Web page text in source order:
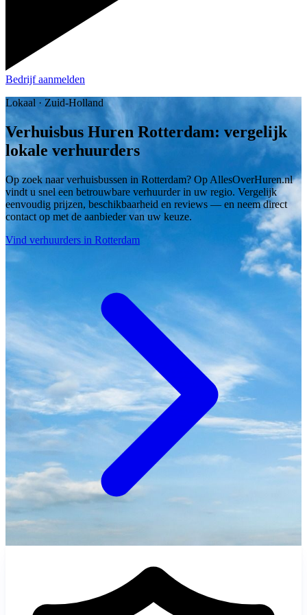
Bedrijf aanmelden
Lokaal · Zuid-Holland
Verhuisbus Huren Rotterdam: vergelijk
lokale verhuurders
Op zoek naar verhuisbussen in Rotterdam? Op AllesOverHuren.nl
vindt u snel een betrouwbare verhuurder in uw regio. Vergelijk
eenvoudig prijzen, beschikbaarheid en reviews — en neem direct
contact op met de aanbieder van uw keuze.
Vind verhuurders in Rotterdam